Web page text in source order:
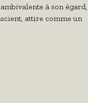
à son égard,
attire comme un